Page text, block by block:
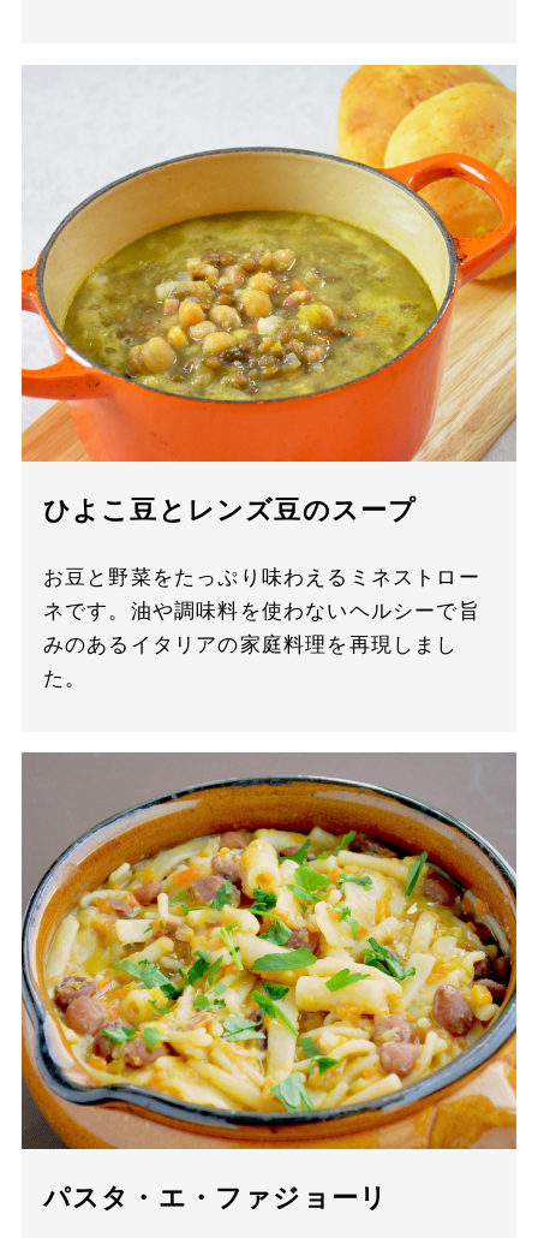
ひよこ豆とレンズ豆のスープ
お豆と野菜をたっぷり味わえるミネストロー
ネです。油や調味料を使わないヘルシーで旨
みのあるイタリアの家庭料理を再現しまし
た。
パスタ・エ・ファジョーリ